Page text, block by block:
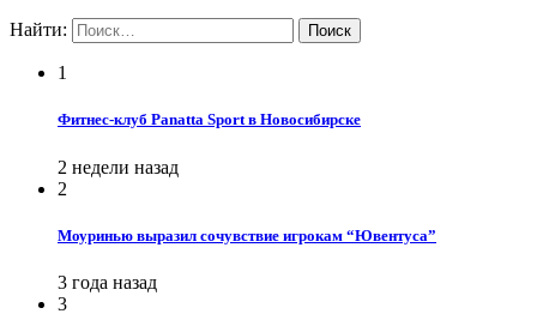
Найти:
1
Фитнес-клуб Panatta Sport в Новосибирске
2 недели назад
2
Моуринью выразил сочувствие игрокам “Ювентуса”
3 года назад
3